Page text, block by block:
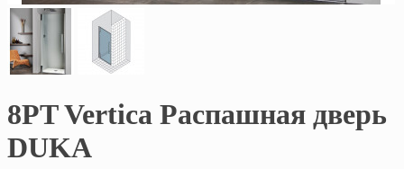
8PT Vertica Распашная дверь
DUKA